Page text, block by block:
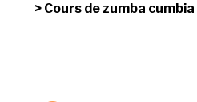
Cours de zumba cumbia